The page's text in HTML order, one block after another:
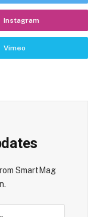
Instagram
Vimeo
SmartMag